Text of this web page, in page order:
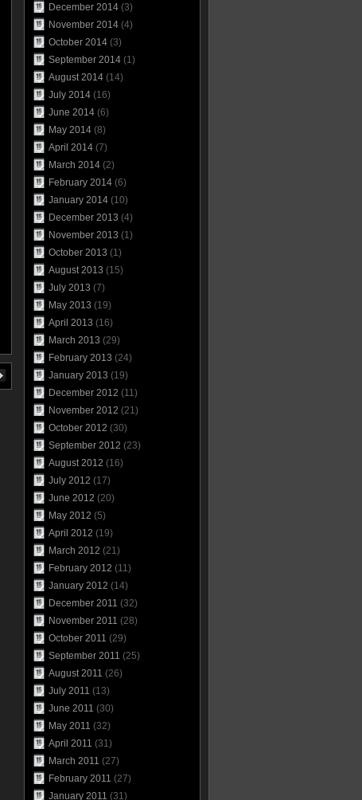
December 2014(3)
November 2014(4)
October 2014(3)
September 2014(1)
August 2014(14)
July 2014(16)
June 2014(6)
May 2014(8)
April 2014(7)
March 2014(2)
February 2014(6)
January 2014(10)
December 2013 (4)
November 2013 (1)
October 2013 (1)
August 2013 (15)
July 2013 (7)
May 2013 (19)
April 2013 (16)
March 2013 (29)
February 2013 (24)
January 2013 (19)
December 2012 (11)
November 2012 (21)
October 2012 (30)
September 2012 (23)
August 2012 (16)
July 2012 (17)
June 2012 (20)
May 2012 (5)
April 2012 (19)
March 2012 (21)
February 2012 (11)
January 2012 (14)
December 2011 (32)
November 2011 (28)
October 2011 (29)
September 2011 (25)
August 2011 (26)
July 2011 (13)
June 2011 (30)
May 2011 (32)
April 2011 (31)
March 2011 (27)
February 2011 (27)
January 2011 (31)